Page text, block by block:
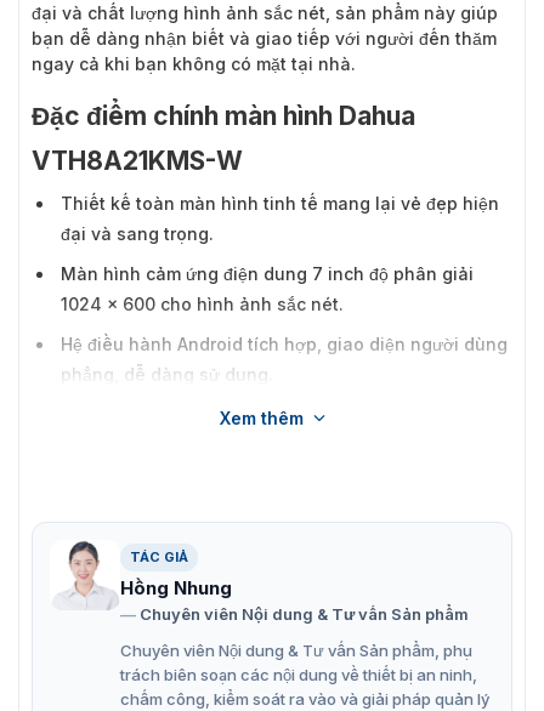
đại và chất lượng hình ảnh sắc nét, sản phẩm này giúp
bạn dễ dàng nhận biết và giao tiếp với người đến thăm
ngay cả khi bạn không có mặt tại nhà.
Đặc điểm chính màn hình Dahua
VTH8A21KMS-W
Thiết kế toàn màn hình tinh tế mang lại vẻ đẹp hiện
đại và sang trọng.
Màn hình cảm ứng điện dung 7 inch độ phân giải
1024 × 600 cho hình ảnh sắc nét.
Hệ điều hành Android tích hợp, giao diện người dùng
phẳng, dễ dàng sử dụng.
Có thể sử dụng với trạm cửa, trạm chính để xây dựng
Đầu vào báo động 6 kênh và đầu ra báo động 1 kênh
đảm bảo giám sát an ninh tối ưu.
Thiết kế nhỏ gọn, tinh tế, phù hợp với nhiều không
gian nội thất khác nhau.
Micro và loa chất lượng cao, giúp bạn giao tiếp hai
Xem thêm
TÁC GIẢ
Hồng Nhung
Chuyên viên Nội dung & Tư vấn Sản phẩm
Chuyên viên Nội dung & Tư vấn Sản phẩm, phụ
trách biên soạn các nội dung về thiết bị an ninh,
chấm công, kiểm soát ra vào và giải pháp quản lý